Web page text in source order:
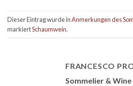
Dieser Eintrag wurde inAnmerkungen des
markiertSchaumwein.
FRANCESCO
Sommelier &